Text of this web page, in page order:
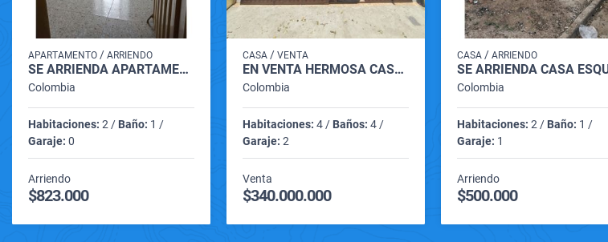
APARTAMENTO / ARRIENDO
SE ARRIENDA APARTAMENTO EN EL CENTRO DE VILLA DEL ROSARIO
Colombia
Habitaciones: 2 / Baño: 1 /
Garaje: 0
Arriendo
$823.000
CASA/ VENTA
EN VENTA HERMOSA CASA EN SECTOR DE VILLA ANTIGUA VILLA DEL ROSARIO
Colombia
Habitaciones: 4 / Baños: 4 /
Garaje: 2
Venta
$340.000.000
CASA/ ARRIENDO
Colombia
Habitaciones: 2 / Baño: 1 /
Garaje: 1
Arriendo
$500.000